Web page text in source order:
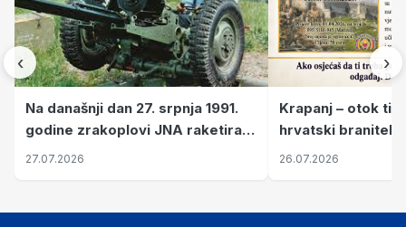
‹
Na današnji dan 27. srpnja 1991.
godine zrakoplovi JNA raketirali
su vojarnu i obučni centar "Nikola
27.07.2026
Krapanj – otok
hrvatski branitelji
pronalaze mir
26.07.2026
›